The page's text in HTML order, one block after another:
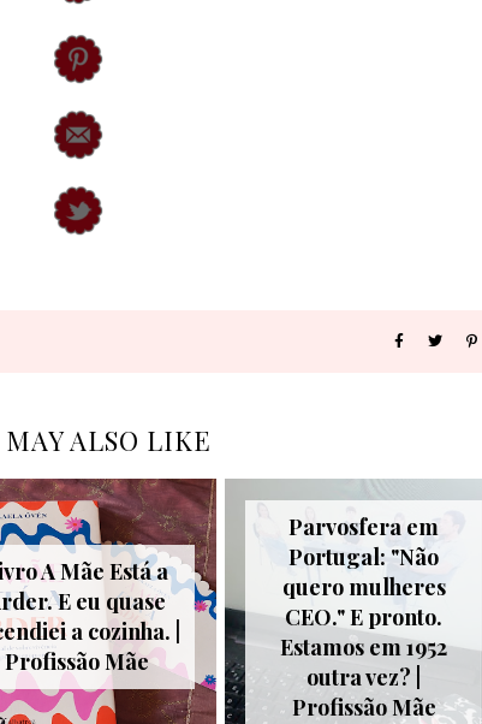
MAY ALSO LIKE
A Mãe Está a
E eu quase
a cozinha. |
Profissão Mãe
Parvosfera em
Portugal: "Não
quero mulheres
CEO." E pronto.
Estamos em 1952
outra vez? |
Profissão Mãe